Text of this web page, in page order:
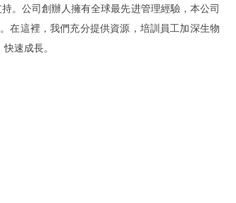
。公司創辦人擁有全球最先进管理經驗，本公司
在這裡，我們充分提供資源，培訓員工加深生物
速成長。